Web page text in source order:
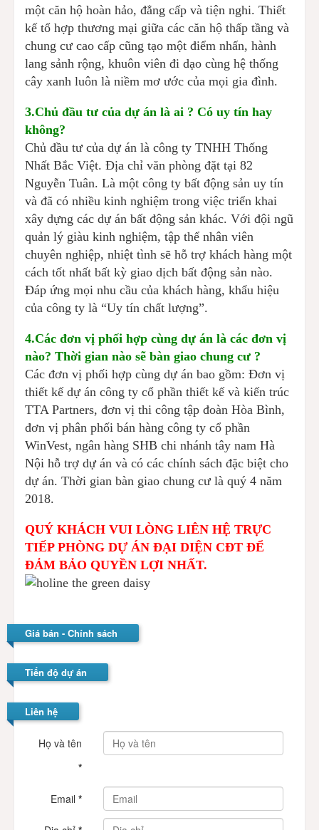
một căn hộ hoàn hảo, đẳng cấp và tiện nghi. Thiết
kế tổ hợp thương mại giữa các căn hộ thấp tầng và
chung cư cao cấp cũng tạo một điểm nhấn, hành
lang sảnh rộng, khuôn viên đi dạo cùng hệ thống
cây xanh luôn là niềm mơ ước của mọi gia đình.
3.Chủ đầu tư của dự án là ai ? Có uy tín hay
không?
Chủ đầu tư của dự án là công ty TNHH Thống
Nhất Bắc Việt. Địa chỉ văn phòng đặt tại 82
Nguyễn Tuân. Là một công ty bất động sản uy tín
và đã có nhiều kinh nghiệm trong việc triển khai
xây dựng các dự án bất động sản khác. Với đội ngũ
quản lý giàu kinh nghiệm, tập thể nhân viên
chuyên nghiệp, nhiệt tình sẽ hỗ trợ khách hàng một
cách tốt nhất bất kỳ giao dịch bất động sản nào.
Đáp ứng mọi nhu cầu của khách hàng, khẩu hiệu
của công ty là “Uy tín chất lượng”.
4.Các đơn vị phối hợp cùng dự án là các đơn vị
nào? Thời gian nào sẽ bàn giao chung cư ?
Các đơn vị phối hợp cùng dự án bao gồm: Đơn vị
thiết kế dự án công ty cổ phần thiết kế và kiến trúc
TTA Partners, đơn vị thi công tập đoàn Hòa Bình,
đơn vị phân phối bán hàng công ty cổ phần
WinVest, ngân hàng SHB chi nhánh tây nam Hà
Nội hỗ trợ dự án và có các chính sách đặc biệt cho
dự án. Thời gian bàn giao chung cư là quý 4 năm
2018.
QUÝ KHÁCH VUI LÒNG LIÊN HỆ TRỰC
TIẾP PHÒNG DỰ ÁN ĐẠI DIỆN CĐT ĐỂ
ĐẢM BẢO QUYỀN LỢI NHẤT.
Giá bán - Chính sách
Tiến độ dự án
Liên hệ
Họ và tên
*
Email *